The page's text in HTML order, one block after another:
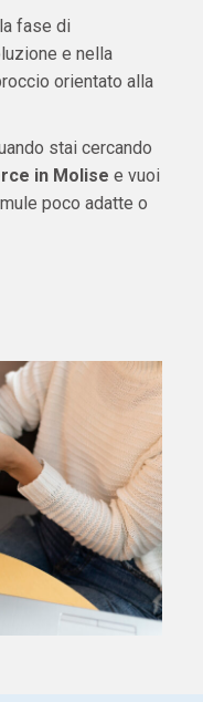
fase di
e nella
orientato alla
stai cercando
in Molise e vuoi
poco adatte o